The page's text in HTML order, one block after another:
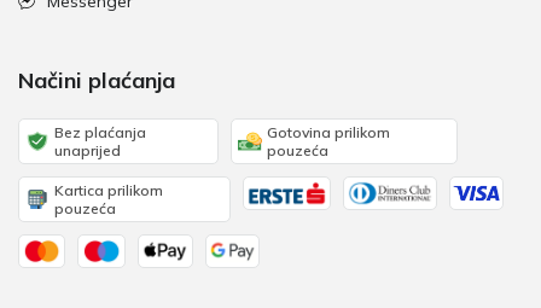
Načini plaćanja
Bez plaćanja
unaprijed
Gotovina prilikom
pouzeća
Kartica prilikom
pouzeća